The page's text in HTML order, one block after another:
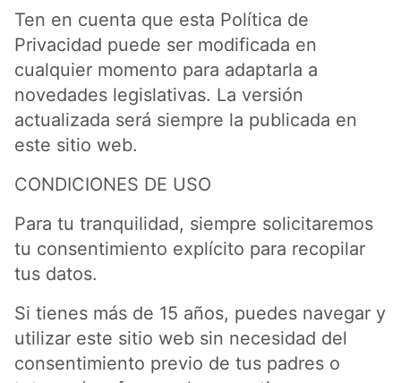
Ten en cuenta que esta Política de
Privacidad puede ser modificada en
cualquier momento para adaptarla a
novedades legislativas. La versión
actualizada será siempre la publicada en
este sitio web.
CONDICIONES DE USO
Para tu tranquilidad, siempre solicitaremos
tu consentimiento explícito para recopilar
tus datos.
Si tienes más de 15 años, puedes navegar y
utilizar este sitio web sin necesidad del
consentimiento previo de tus padres o